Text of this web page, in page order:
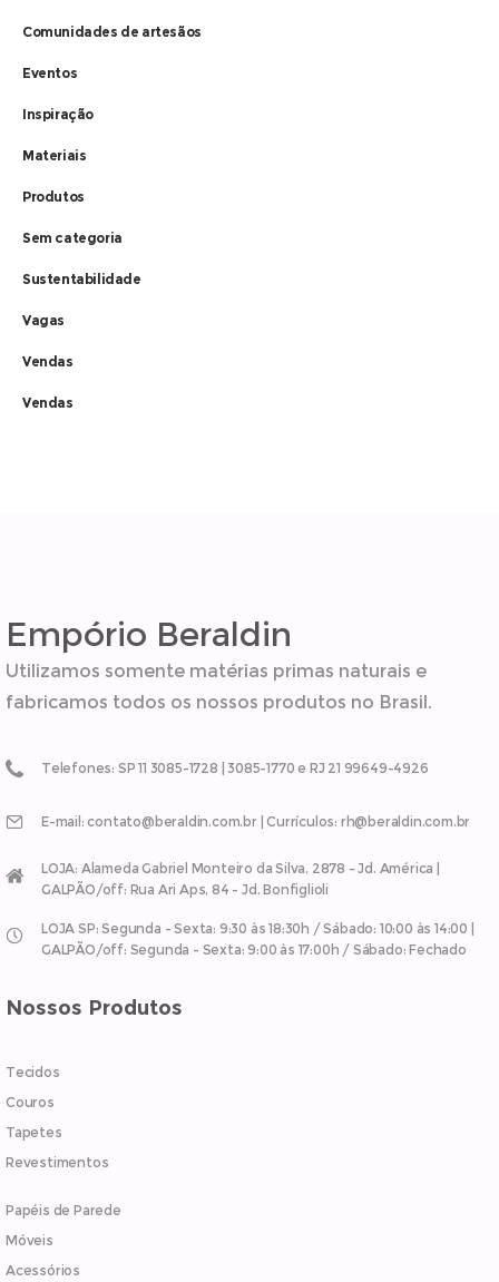
Comunidades de artesãos
Eventos
Inspiração
Materiais
Produtos
Sem categoria
Sustentabilidade
Vagas
Vendas
Vendas
Empório Beraldin
Utilizamos somente matérias primas naturais e
fabricamos todos os nossos produtos no Brasil.
Telefones: SP 11 3085-1728 | 3085-1770 e RJ 21 99649-4926
E-mail: contato@beraldin.com.br | Currículos: rh@beraldin.com.br
LOJA: Alameda Gabriel Monteiro da Silva, 2878 – Jd. América |
GALPÃO/off: Rua Ari Aps, 84 - Jd. Bonfiglioli
LOJA SP: Segunda - Sexta: 9:30 às 18:30h / Sábado: 10:00 às 14:00 |
GALPÃO/off: Segunda - Sexta: 9:00 às 17:00h / Sábado: Fechado
Nossos Produtos
Tecidos
Couros
Tapetes
Revestimentos
Papéis de Parede
Móveis
Acessórios